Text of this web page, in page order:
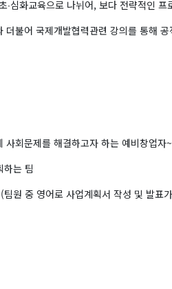
심화교육으로 나뉘어, 보다 전략적인 프
더불어 국제개발협력관련 강의를 통해
회문제를 해결하고자 하는 예비창업자
는 팀
원 중 영어로 사업계획서 작성 및 발표